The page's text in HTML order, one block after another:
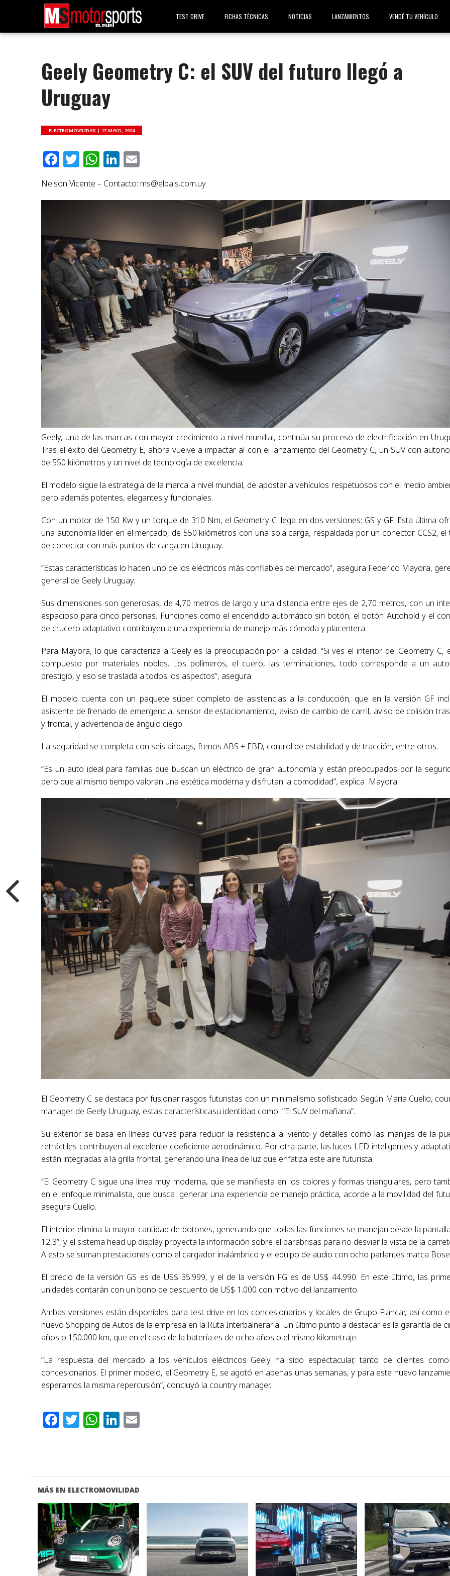
TEST DRIVE FICHAS TÉCNICAS NOTICIAS LANZAMIENTOS VENDÉ TU VEHÍCULO
Geely Geometry C: el SUV del futuro llegó a
Uruguay
ELECTROMOVILIDAD | 17 MAYO, 2024
Facebook
Twitter
WhatsApp
LinkedIn
Nelson Vicente – Contacto: ms@elpais.com.uy
Geely, una de las marcas con mayor crecimiento a nivel mundial, continúa su proceso de electrificación en
Tras el éxito del Geometry E, ahora vuelve a impactar al con el lanzamiento del Geometry C, un SUV con
de 550 kilómetros y un nivel de tecnología de excelencia.
El modelo sigue la estrategia de la marca a nivel mundial, de apostar a vehículos respetuosos con el medio
pero además potentes, elegantes y funcionales.
Con un motor de 150 Kw y un torque de 310 Nm, el Geometry C llega en dos versiones: GS y GF. Esta última
una autonomía líder en el mercado, de 550 kilómetros con una sola carga, respaldada por un conector CCS2, el
de conector con más puntos de carga en Uruguay.
“Estas características lo hacen uno de los eléctricos más confiables del mercado”, asegura Federico Mayora,
general de Geely Uruguay.
Sus dimensiones son generosas, de 4,70 metros de largo y una distancia entre ejes de 2,70 metros, con un
espacioso para cinco personas. Funciones como el encendido automático sin botón, el botón Autohold y el
de crucero adaptativo contribuyen a una experiencia de manejo más cómoda y placentera.
Para Mayora, lo que caracteriza a Geely es la preocupación por la calidad. “Si ves el interior del Geometry C,
compuesto por materiales nobles. Los polímeros, el cuero, las terminaciones, todo corresponde a un
prestigio, y eso se traslada a todos los aspectos”, asegura.
El modelo cuenta con un paquete súper completo de asistencias a la conducción, que en la versión GF
asistente de frenado de emergencia, sensor de estacionamiento, aviso de cambio de carril, aviso de colisión
y frontal, y advertencia de ángulo ciego.
La seguridad se completa con seis airbags, frenos ABS + EBD, control de estabilidad y de tracción, entre otros.
“Es un auto ideal para familias que buscan un eléctrico de gran autonomía y están preocupados por la
pero que al mismo tiempo valoran una estética moderna y disfrutan la comodidad”, explica Mayora.
El Geometry C se destaca por fusionar rasgos futuristas con un minimalismo sofisticado. Según María Cuello,
manager de Geely Uruguay, estas característicasu identidad como “El SUV del mañana”.
Su exterior se basa en líneas curvas para reducir la resistencia al viento y detalles como las manijas de la
retráctiles contribuyen al excelente coeficiente aerodinámico. Por otra parte, las luces LED inteligentes y
están integradas a la grilla frontal, generando una línea de luz que enfatiza este aire futurista.
“El Geometry C sigue una línea muy moderna, que se manifiesta en los colores y formas triangulares, pero
en el enfoque minimalista, que busca generar una experiencia de manejo práctica, acorde a la movilidad del
asegura Cuello.
El interior elimina la mayor cantidad de botones, generando que todas las funciones se manejan desde la
12,3”, y el sistema head up display proyecta la información sobre el parabrisas para no desviar la vista de la
A esto se suman prestaciones como el cargador inalámbrico y el equipo de audio con ocho parlantes marca
El precio de la versión GS es de US$ 35.999, y el de la versión FG es de US$ 44.990. En este último, las
unidades contarán con un bono de descuento de US$ 1.000 con motivo del lanzamiento.
Ambas versiones están disponibles para test drive en los concesionarios y locales de Grupo Fiancar, así como
nuevo Shopping de Autos de la empresa en la Ruta Interbalneraria. Un último punto a destacar es la garantía de
años o 150.000 km, que en el caso de la batería es de ocho años o el mismo kilometraje.
“La respuesta del mercado a los vehículos eléctricos Geely ha sido espectacular, tanto de clientes
concesionarios. El primer modelo, el Geometry E, se agotó en apenas unas semanas, y para este nuevo
esperamos la misma repercusión”, concluyó la country manager.
Facebook
Twitter
WhatsApp
LinkedIn
MÁS EN ELECTROMOVILIDAD
VER NOTA VER NOTA VER NOTA VER NOTA